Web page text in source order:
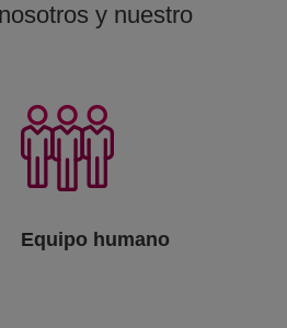
y nuestro
Equipo humano